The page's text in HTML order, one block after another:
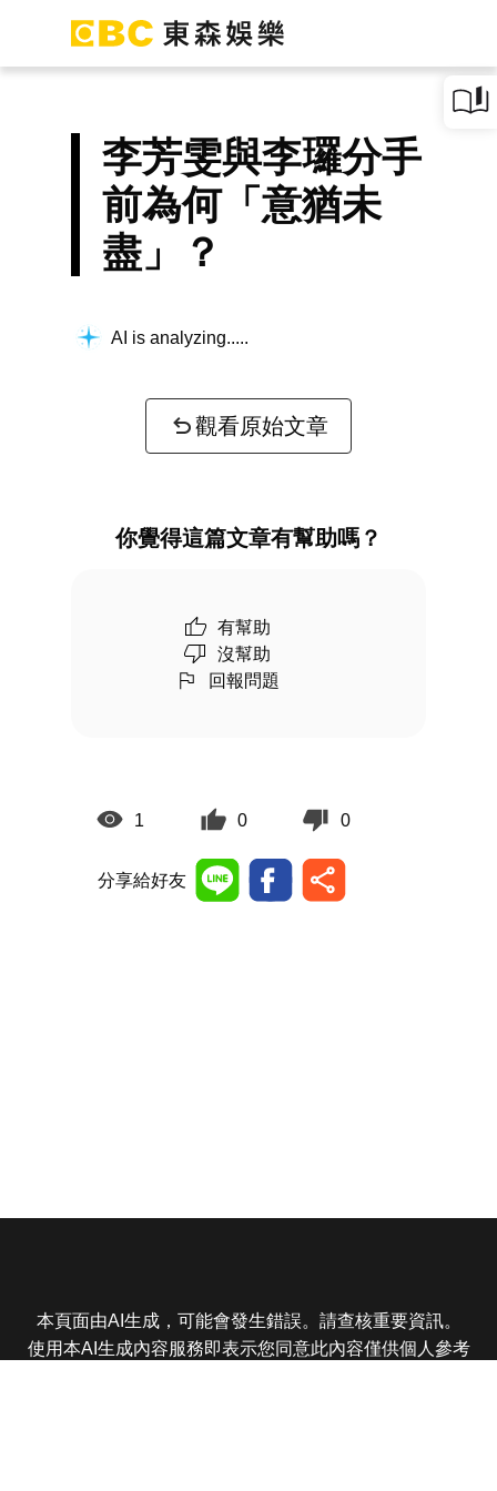
李芳雯與李㼈分手
前為何「意猶未
盡」？
AI is analyzing...
觀看原始文章
你覺得這篇文章有幫助嗎？
有幫助
沒幫助
回報問題
1 0 0
分享給好友
本頁面由AI生成，可能會發生錯誤。請查核重要資訊。
使用本AI生成內容服務即表示您同意此內容僅供個人參考